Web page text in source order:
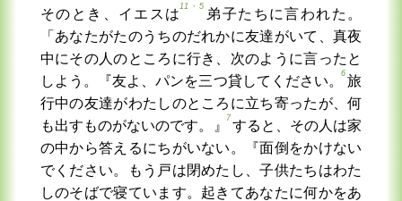
そのとき、イエスは
11・5
弟子たちに言われた。
「あなたがたのうちのだれかに友達がいて、真夜
中にその人のところに行き、次のように言ったと
しよう。『友よ、パンを三つ貸してください。
6
旅
行中の友達がわたしのところに立ち寄ったが、何
も出すものがないのです。』
7
すると、その人は家
の中から答えるにちがいない。『面倒をかけない
でください。もう戸は閉めたし、子供たちはわた
しのそばで寝ています。起きてあなたに何かをあ